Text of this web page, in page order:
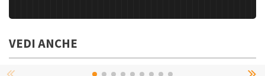
VEDI ANCHE